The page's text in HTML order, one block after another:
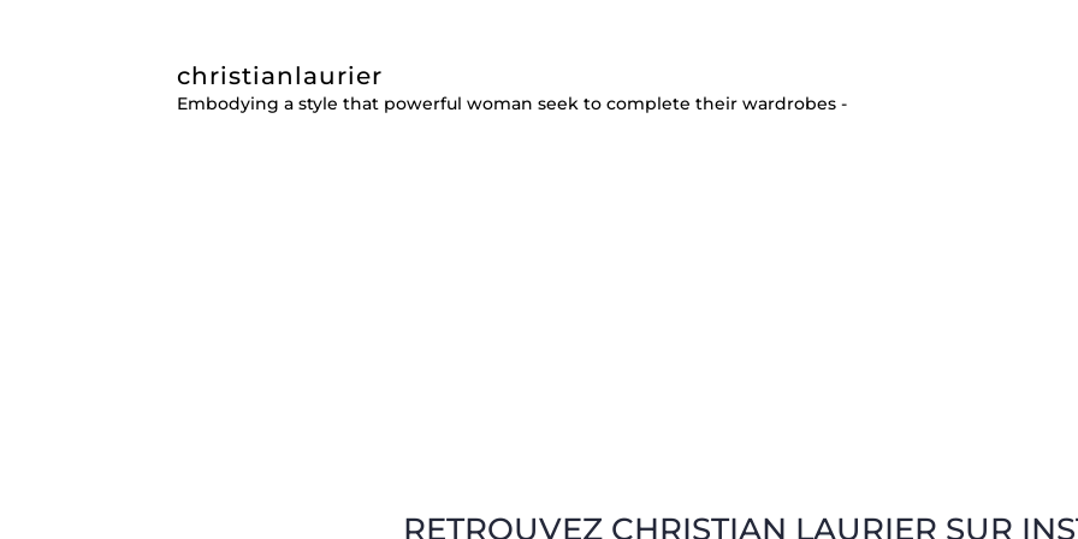
christianlaurier
Embodying a style that powerful woman seek to complete their wardrobes -
RETROUVEZ CHRISTIAN LAURIER SUR